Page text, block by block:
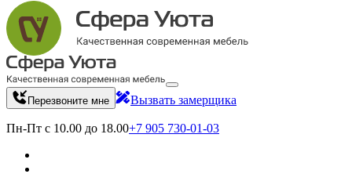
Перезвоните мне Вызвать замерщика
Пн-Пт с 10.00 до 18.00+7 905 730-01-03